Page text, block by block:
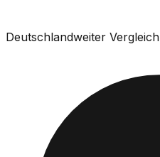
Deutschlandweiter Vergleich